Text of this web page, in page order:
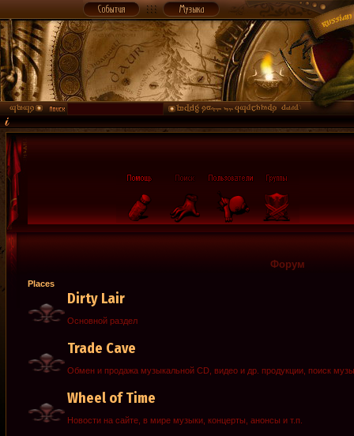
Форум
Places
Dirty Lair
Основной раздел
Trade Cave
Обмен и продажа музыкальной CD, видео и др. продукции, поиск
Wheel of Time
Новости на сайте, в мире музыки, концерты, анонсы и т.п.